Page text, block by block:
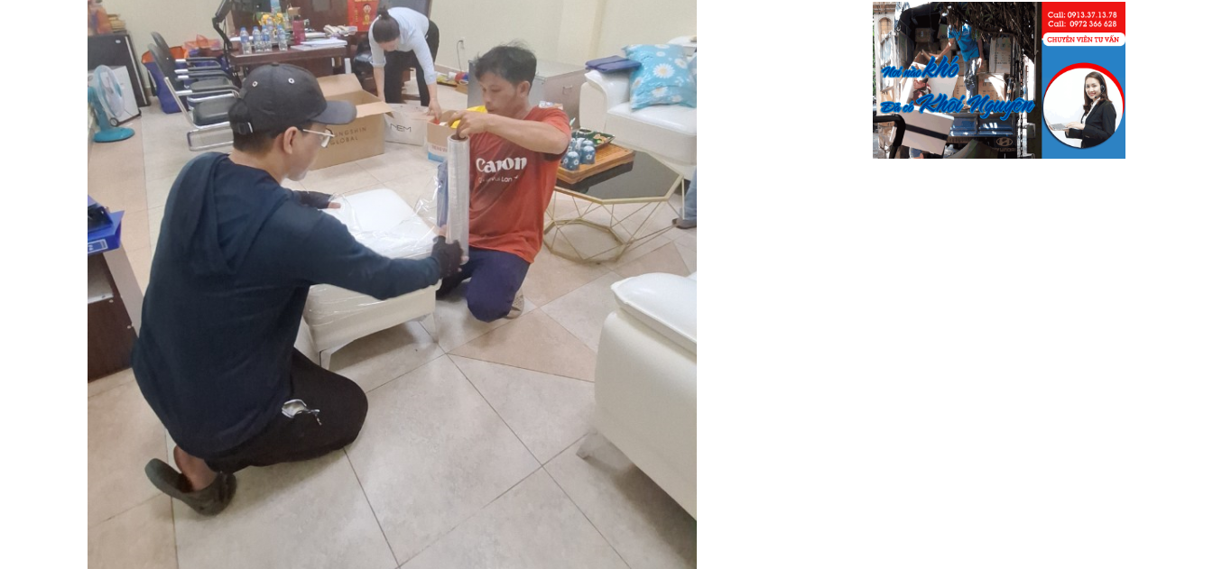
Phạm Minh Tuấn
232/2 Cộng Hòa, P.13, Q. Tân Bình
Vợ chồng tôi vừa chuyển về nhà
mới ở Chưng cư Thái An về quận
2. Tôi được biết dịch vụ của Khôi
Nguyên đã lâu và đến nay đã sử